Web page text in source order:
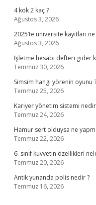
4 kök 2 kaç ?
Ağustos 3, 2026
2025’te üniversite kayıtları
Ağustos 3, 2026
İşletme hesabı defteri gider
Temmuz 30, 2026
Simsim hangi yörenin oyunu ?
Temmuz 25, 2026
Kariyer yönetim sistemi
Temmuz 24, 2026
Hamur sert olduysa ne
Temmuz 22, 2026
6. sınıf kuvvetin özellikleri
Temmuz 20, 2026
Antik yunanda polis nedir ?
Temmuz 16, 2026